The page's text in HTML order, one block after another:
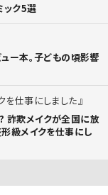
ック5選
ュー本。子どもの頃影響
を仕事にしました
詐欺メイクが全国に放
級メイクを仕事にし